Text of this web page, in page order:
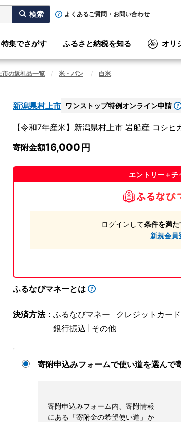
よくあるご質問・お問い合わせ
特集でさがす ふるさと納税を知る オリ
市の返礼品一覧 米・パン 白米
新潟県村上市 ワンストップ特例オンライン申請
【令和7年産米】新潟県村上市 岩船産 コシ
寄附金額16,000
エントリー＋チ
ログインして条件を満た
新規会員
ふるなびマネーとは
決済方法： ふるなびマネー クレジットカード
銀行振込
その他
寄附申込みフォームで使い道を選んで
寄附申込みフォーム内、寄附情報
にある「寄附金の希望使い道」か